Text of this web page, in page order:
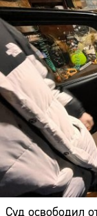
Суд освободил